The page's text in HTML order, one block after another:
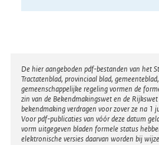
Disclaimer
De hier aangeboden pdf-bestanden van het
Tractatenblad, provinciaal blad,
gemeenschappelijke regeling vormen de
zin van de Bekendmakingswet en de
bekendmaking verdragen voor zover ze na 1
Voor pdf-publicaties van vóór deze datum
vorm uitgegeven bladen formele status
elektronische versies daarvan worden bij